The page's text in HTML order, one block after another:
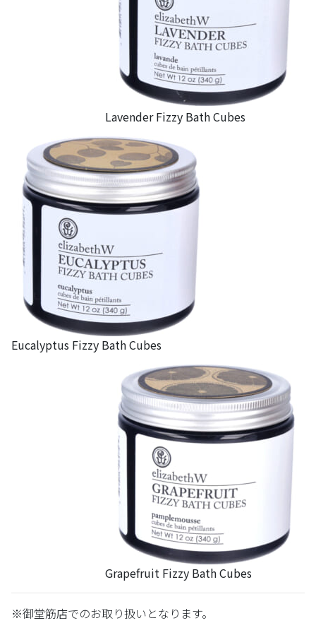
Lavender Fizzy Bath Cubes
Eucalyptus Fizzy Bath Cubes
Grapefruit Fizzy Bath Cubes
※御堂筋店でのお取り扱いとなります。